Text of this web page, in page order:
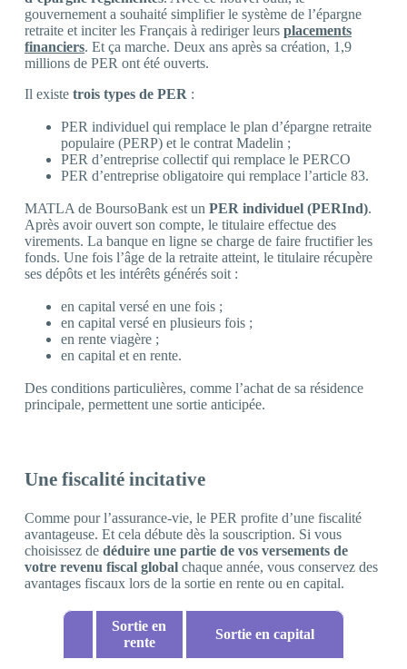
gouvernement a souhaité simplifier le système de l’épargne
retraite et inciter les Français à rediriger leurs placements
financiers. Et ça marche. Deux ans après sa création, 1,9
millions de PER ont été ouverts.
Il existe trois types de PER :
PER individuel qui remplace le plan d’épargne retraite
populaire (PERP) et le contrat Madelin ;
PER d’entreprise collectif qui remplace le PERCO
PER d’entreprise obligatoire qui remplace l’article 83.
MATLA de BoursoBank est un PER individuel (PERInd).
Après avoir ouvert son compte, le titulaire effectue des
virements. La banque en ligne se charge de faire fructifier les
fonds. Une fois l’âge de la retraite atteint, le titulaire récupère
ses dépôts et les intérêts générés soit :
en capital versé en une fois ;
en capital versé en plusieurs fois ;
en rente viagère ;
en capital et en rente.
Des conditions particulières, comme l’achat de sa résidence
principale, permettent une sortie anticipée.
Une fiscalité incitative
Comme pour l’assurance-vie, le PER profite d’une fiscalité
avantageuse. Et cela débute dès la souscription. Si vous
choisissez de déduire une partie de vos versements de
votre revenu fiscal global chaque année, vous conservez des
avantages fiscaux lors de la sortie en rente ou en capital.
Sortie en
rente
Sortie en capital